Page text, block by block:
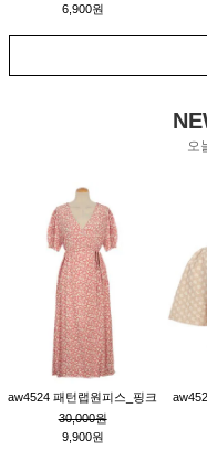
6,900원
오
aw4524 패턴랩원피스_핑크
30,000원
9,900원